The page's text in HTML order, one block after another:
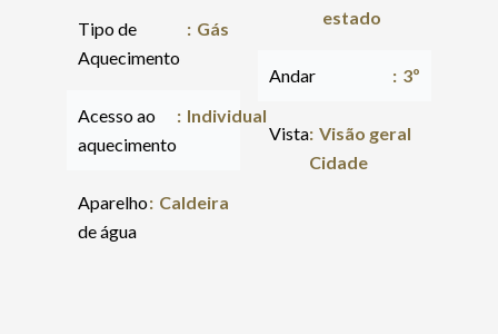
Tipo de
Aquecimento
Gás
Acesso ao
aquecimento
Individual
Aparelho
de água
Caldeira
estado
Andar 3º
Vista Visão geral
Cidade